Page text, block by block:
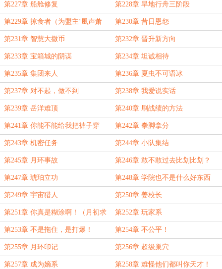
第227章 船舱修复 第228章 旱地行舟三阶段
第229章 掠食者（为盟主‘風声萧
萧’加更）
第230章 昔日恩怨
第231章 智慧大撒币 第232章 晋升新方向
第233章 宝箱城的阴谋 第234章 坦诚相待
第235章 集团来人 第236章 夏虫不可语冰
第237章 对不起，做不到 第238章 我爱说实话
第239章 岳洋难顶 第240章 刷战绩的方法
第241章 你能不能给我把裤子穿
上？
第242章 拳脚拿分
第243章 机密任务 第244章 小队集结
第245章 月环事故 第246章 敢不敢过去比划比划？
第247章 琥珀立功 第248章 学院也不是什么好东西
第249章 宇宙猎人 第250章 姜校长
第251章 你真是糊涂啊！（月初求
一下月票）
第252章 玩家系
第253章 不是拖住，是打爆！ 第254章 不公平！
第255章 月环印记 第256章 超级巢穴
第257章 成为嫡系 第258章 难怪他们都叫你天才！